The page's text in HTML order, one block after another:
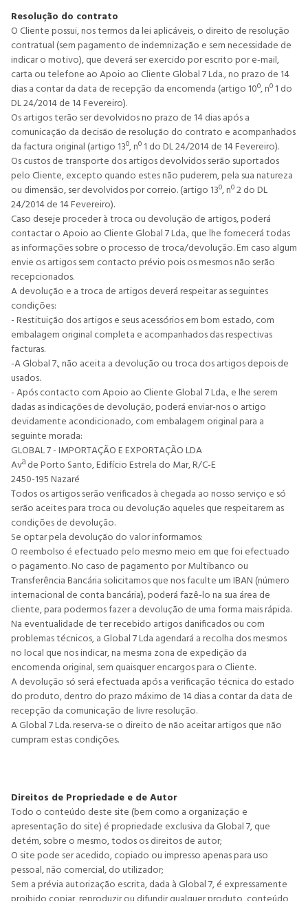
Resolução do contrato
O Cliente possui, nos termos da lei aplicáveis, o direito de resolução
contratual (sem pagamento de indemnização e sem necessidade de
indicar o motivo), que deverá ser exercido por escrito por e-mail,
carta ou telefone ao Apoio ao Cliente Global 7 Lda., no prazo de 14
dias a contar da data de recepção da encomenda (artigo 10º, nº 1 do
DL 24/2014 de 14 Fevereiro).
Os artigos terão ser devolvidos no prazo de 14 dias após a
comunicação da decisão de resolução do contrato e acompanhados
da factura original (artigo 13º, nº 1 do DL 24/2014 de 14 Fevereiro).
Os custos de transporte dos artigos devolvidos serão suportados
pelo Cliente, excepto quando estes não puderem, pela sua natureza
ou dimensão, ser devolvidos por correio. (artigo 13º, nº 2 do DL
24/2014 de 14 Fevereiro).
Caso deseje proceder à troca ou devolução de artigos, poderá
contactar o Apoio ao Cliente Global 7 Lda., que lhe fornecerá todas
as informações sobre o processo de troca/devolução. Em caso algum
envie os artigos sem contacto prévio pois os mesmos não serão
recepcionados.
A devolução e a troca de artigos deverá respeitar as seguintes
condições:
- Restituição dos artigos e seus acessórios em bom estado, com
embalagem original completa e acompanhados das respectivas
facturas.
-A Global 7., não aceita a devolução ou troca dos artigos depois de
usados.
- Após contacto com Apoio ao Cliente Global 7 Lda., e lhe serem
dadas as indicações de devolução, poderá enviar-nos o artigo
devidamente acondicionado, com embalagem original para a
seguinte morada:
GLOBAL 7 - IMPORTAÇÃO E EXPORTAÇÃO LDA
Avª de Porto Santo, Edifício Estrela do Mar, R/C-E
2450-195 Nazaré
Todos os artigos serão verificados à chegada ao nosso serviço e só
serão aceites para troca ou devolução aqueles que respeitarem as
condições de devolução.
Se optar pela devolução do valor informamos:
O reembolso é efectuado pelo mesmo meio em que foi efectuado
o pagamento. No caso de pagamento por Multibanco ou
Transferência Bancária solicitamos que nos faculte um IBAN (número
internacional de conta bancária), poderá fazê-lo na sua área de
cliente, para podermos fazer a devolução de uma forma mais rápida.
Na eventualidade de ter recebido artigos danificados ou com
problemas técnicos, a Global 7 Lda agendará a recolha dos mesmos
no local que nos indicar, na mesma zona de expedição da
encomenda original, sem quaisquer encargos para o Cliente.
A devolução só será efectuada após a verificação técnica do estado
do produto, dentro do prazo máximo de 14 dias a contar da data de
recepção da comunicação de livre resolução.
A Global 7 Lda. reserva-se o direito de não aceitar artigos que não
cumpram estas condições.
Direitos de Propriedade e de Autor
Todo o conteúdo deste site (bem como a organização e
apresentação do site) é propriedade exclusiva da Global 7, que
detém, sobre o mesmo, todos os direitos de autor;
O site pode ser acedido, copiado ou impresso apenas para uso
pessoal, não comercial, do utilizador;
Sem a prévia autorização escrita, dada à Global 7, é expressamente